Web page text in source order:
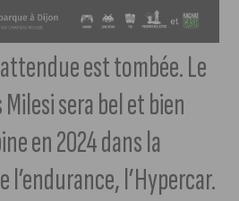
est tombée. Le
sera bel et bien
en 2024 dans la
l’Hypercar.